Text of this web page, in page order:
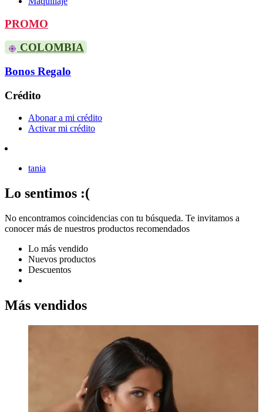
PROMO
COLOMBIA
Bonos Regalo
Crédito
Abonar a mi crédito
Activar mi crédito
tania
Lo sentimos :(
No encontramos coincidencias con tu búsqueda. Te invitamos a
conocer más de nuestros productos recomendados
Lo más vendido
Nuevos productos
Descuentos
Más vendidos